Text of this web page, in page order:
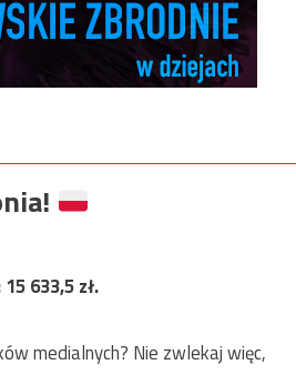
15 633,5zł.
medialnych? Nie zwlekaj więc,